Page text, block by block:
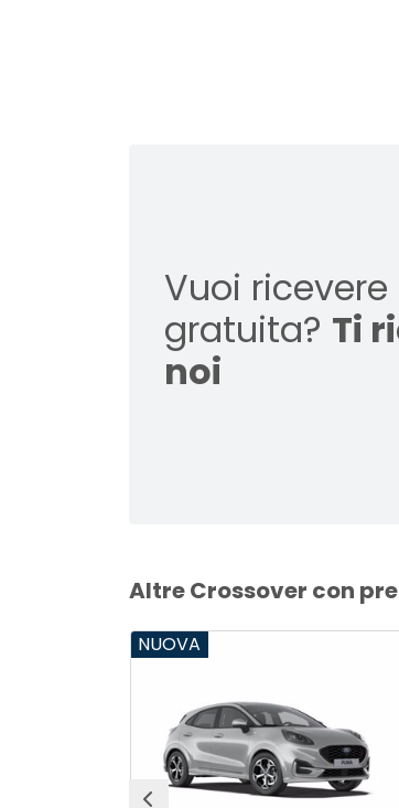
Vuoi
gratuita? Ti
noi
Altre Crossover con
NUOVA